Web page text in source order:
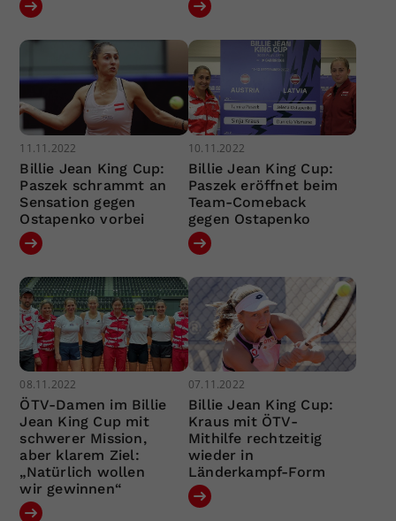
11.11.2022
Billie Jean King Cup:
Paszek schrammt an
Sensation gegen
Ostapenko vorbei
10.11.2022
Billie Jean King Cup:
Paszek eröffnet beim
Team-Comeback
gegen Ostapenko
08.11.2022
ÖTV-Damen im Billie
Jean King Cup mit
schwerer Mission,
aber klarem Ziel:
„Natürlich wollen
wir gewinnen“
07.11.2022
Billie Jean King Cup:
Kraus mit ÖTV-
Mithilfe rechtzeitig
wieder in
Länderkampf-Form